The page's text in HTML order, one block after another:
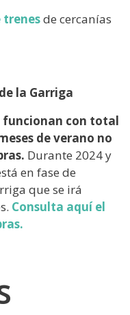
trenesde cercanías
la Garriga
funcionan con total
de verano no
Durante 2024 y
en fase de
que se irá
Consulta aquí el